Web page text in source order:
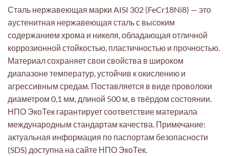
Сталь нержавеющая марки AISI 302 (FeCr18Ni8) — это
аустенитная нержавеющая сталь с высоким
содержанием хрома и никеля, обладающая отличной
коррозионной стойкостью, пластичностью и прочностью.
Материал сохраняет свои свойства в широком
диапазоне температур, устойчив к окислению и
агрессивным средам. Поставляется в виде проволоки
диаметром 0,1 мм, длиной 500 м, в твёрдом состоянии.
НПО ЭкоТек гарантирует соответствие материала
международным стандартам качества. Примечание:
актуальная информация по паспортам безопасности
(SDS) доступна на сайте НПО ЭкоТек.